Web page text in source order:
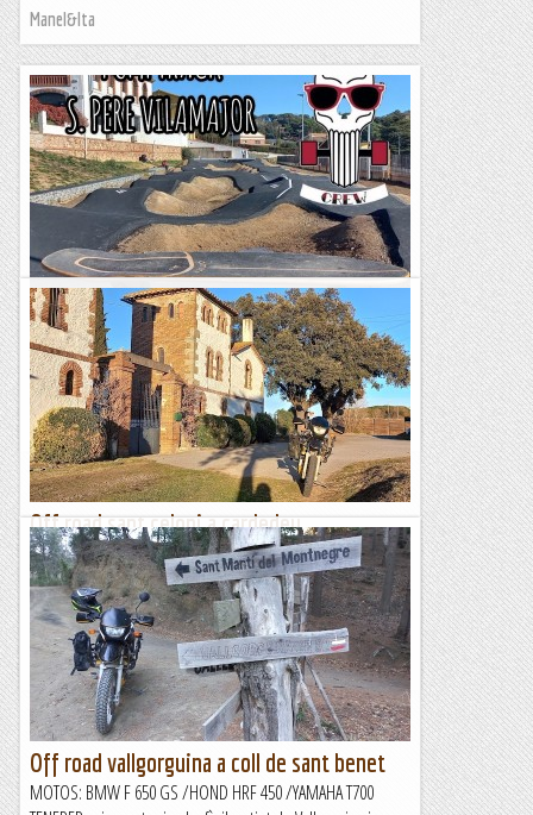
Manel&Ita
Pump track a sant pere de vilamajor
Ja tenim una nova instal.lació de Pumt track al Valles Oriental
i molt aprop de casa meva ... a SANT PERE DE VILAMAJOR i
més concretament a la urbanització de CAN...
El món de la ferrata i la escalada
Off road sant celoni a cardedeu
MOTOS: BMW F 650 GS / HONDA HRF 450 /YAMAHA T700
TENERÉCurt tram de conexió entre CArdedeu amb Sant
Celoni amb dos trams interesant, un curt però tènic i un
segón, la pista...
El món de la ferrata i la escalada
Off road vallgorguina a coll de sant benet
MOTOS: BMW F 650 GS /HOND HRF 450 /YAMAHA T700